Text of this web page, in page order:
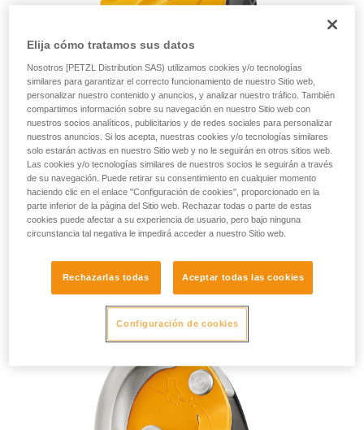
Elija cómo tratamos sus datos
Nosotros [PETZL Distribution SAS) utilizamos cookies y/o tecnologías
similares para garantizar el correcto funcionamiento de nuestro Sitio web,
personalizar nuestro contenido y anuncios, y analizar nuestro tráfico. También
compartimos información sobre su navegación en nuestro Sitio web con
nuestros socios analíticos, publicitarios y de redes sociales para personalizar
nuestros anuncios. Si los acepta, nuestras cookies y/o tecnologías similares
solo estarán activas en nuestro Sitio web y no le seguirán en otros sitios web.
Las cookies y/o tecnologías similares de nuestros socios le seguirán a través
de su navegación. Puede retirar su consentimiento en cualquier momento
haciendo clic en el enlace "Configuración de cookies", proporcionado en la
parte inferior de la página del Sitio web. Rechazar todas o parte de estas
cookies puede afectar a su experiencia de usuario, pero bajo ninguna
circunstancia tal negativa le impedirá acceder a nuestro Sitio web.
Rechazarlas todas Aceptar todas las cookies
Configuración de cookies